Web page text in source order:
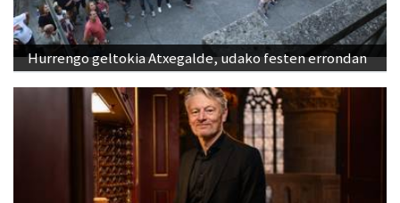
Hurrengo geltokia Atxegalde, udako festen errondan